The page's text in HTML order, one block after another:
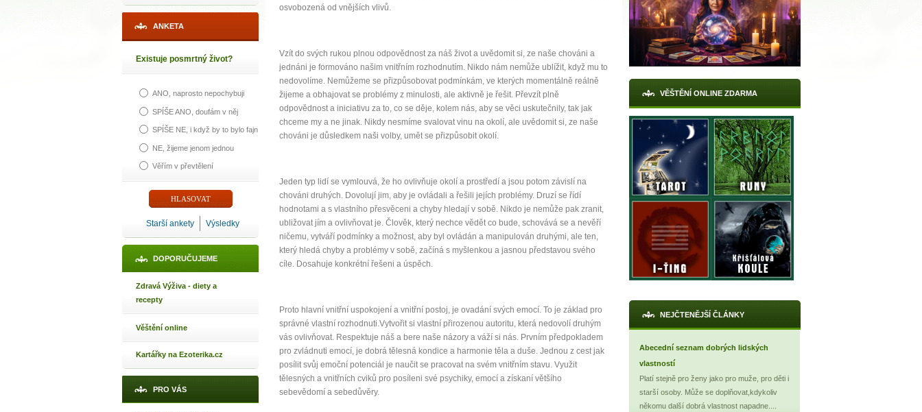
10 tipů pro zdravý a
plnohodnotný život
... všechny tipy zdarma.
X
ANKETA
Existuje posmrtný život?
ANO, naprosto nepochybuji
SPÍŠE ANO, doufám v něj
SPÍŠE NE, i když by to bylo fajn
NE, žijeme jenom jednou
Věřím v převtělení
Starší ankety Výsledky
DOPORUČUJEME
Zdravá Výživa - diety a
recepty
Věštění online
Kartářky na Ezoterika.cz
PRO VÁS
osvobozená od vnějších vlivů.
Vzít do svých rukou plnou odpovědnost za náš život a uvědomit si, ze naše chováni a
jednáni je formováno našim vnitřním rozhodnutím. Nikdo nám nemůže ublížit, když mu to
nedovolíme. Nemůžeme se přizpůsobovat podmínkám, ve kterých momentálně reálně
žijeme a obhajovat se problémy z minulosti, ale aktivně je řešit. Převzít plně
odpovědnost a iniciativu za to, co se děje, kolem nás, aby se věci uskutečnily, tak jak
chceme my a ne jinak. Nikdy nesmíme svalovat vinu na okolí, ale uvědomit si, ze naše
chováni je důsledkem naši volby, umět se přizpůsobit okolí.
Jeden typ lidí se vymlouvá, že ho ovlivňuje okolí a prostředí a jsou potom závislí na
chováni druhých. Dovolují jim, aby je ovládali a řešili jejích problémy. Druzí se řídí
hodnotami a s vlastního přesvěceni a chyby hledají v sobě. Nikdo je nemůže pak zranit,
ubližovat jím a ovlivňovat je. Člověk, který nechce vědět co bude, schovává se a nevěří
ničemu, vytváří podmínky a možnost, aby byl ovládán a manipulován druhými, ale ten,
který hledá chyby a problémy v sobě, začíná s myšlenkou a jasnou představou svého
cíle. Dosahuje konkrétní řešeni a úspěch.
Proto hlavní vnitřní uspokojení a vnitřní postoj, je ovadání svých emocí. To je základ pro
správné vlastní rozhodnuti.Vytvořit si vlastní přirozenou autoritu, která nedovolí druhým
vás ovlivňovat. Respektuje náš a bere naše názory a váží si nás. Prvním předpokladem
pro zvládnuti emocí, je dobrá tělesná kondice a harmonie těla a duše. Jednou z cest jak
posílit svůj emoční potenciál je naučit se pracovat na svém vnitřním stavu. Využit
tělesných a vnitřních cviků pro posíleni své psychiky, emocí a získaní většího
sebevědomí a sebedůvěry.
VĚŠTĚNÍ ONLINE ZDARMA
NEJČTENĚJŠÍ ČLÁNKY
Abecední seznam dobrých lidských
vlastností
Platí stejně pro ženy jako pro muže, pro děti i
starší osoby. Může se doplňovat,kdykoliv
někomu další dobrá vlastnost napadne....